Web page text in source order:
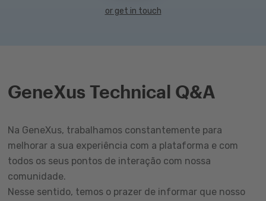
or get in touch
GeneXus Technical Q&A
Na GeneXus, trabalhamos constantemente para
melhorar a sua experiência com a plataforma e com
todos os seus pontos de interação com nossa
comunidade.
Nesse sentido, temos o prazer de informar que nosso